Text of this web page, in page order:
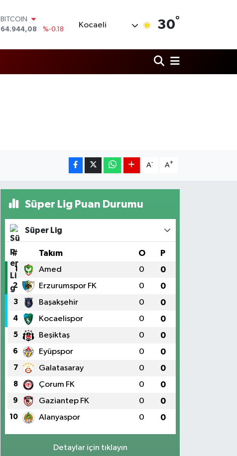
DOLAR
47,7436
%0.18
55,2510
%0.32
Kocaeli 30°
A- A+
Süper Lig Puan Durumu
Süper Lig
# Takım O P
1 Amed 0 0
2 Erzurumspor FK 0 0
3 Başakşehir 0 0
4 Kocaelispor 0 0
5 Beşiktaş 0 0
6 Eyüpspor 0 0
7 Galatasaray 0 0
8 Çorum FK 0 0
9 Gaziantep FK 0 0
10 Alanyaspor 0 0
Detaylar için tıklayın